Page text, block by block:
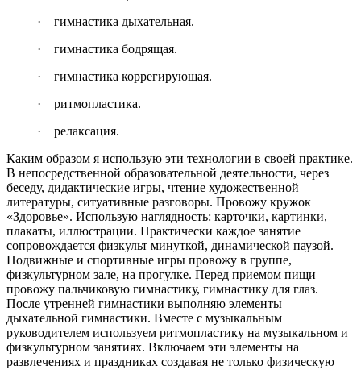
· гимнастика дыхательная.
· гимнастика бодрящая.
· гимнастика коррегирующая.
· ритмопластика.
· релаксация.
Каким образом я использую эти технологии в своей практике.
В непосредственной образовательной деятельности, через
беседу, дидактические игры, чтение художественной
литературы, ситуативные разговоры. Провожу кружок
«Здоровье». Использую наглядность: карточки, картинки,
плакаты, иллюстрации. Практически каждое занятие
сопровождается физкульт минуткой, динамической паузой.
Подвижные и спортивные игры провожу в группе,
физкультурном зале, на прогулке. Перед приемом пищи
провожу пальчиковую гимнастику, гимнастику для глаз.
После утренней гимнастики выполняю элементы
дыхательной гимнастики. Вместе с музыкальным
руководителем используем ритмопластику на музыкальном и
физкультурном занятиях. Включаем эти элементы на
развлечениях и праздниках создавая не только физическую